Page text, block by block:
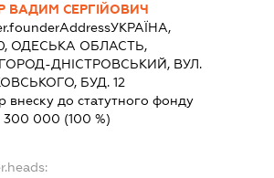
ВАДИМ СЕРГІЙОВИЧ
УКРАЇНА,
ОДЕСЬКА ОБЛАСТЬ,
ДНІСТРОВСЬКИЙ, ВУЛ.
БУД. 12
внеску до статутного фонду
300 000 (100 %)